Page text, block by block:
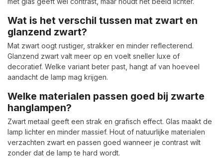
Wat is het verschil tussen mat zwart en
glanzend zwart?
Mat zwart oogt rustiger, strakker en minder reflecterend.
Glanzend zwart valt meer op en voelt sneller luxe of
decoratief. Welke variant beter past, hangt af van hoeveel
aandacht de lamp mag krijgen.
Welke materialen passen goed bij zwarte
hanglampen?
Zwart metaal geeft een strak en grafisch effect. Glas maakt de
lamp lichter en minder massief. Hout of natuurlijke materialen
verzachten zwart en passen goed wanneer je contrast wilt
zonder dat de lamp te hard wordt.